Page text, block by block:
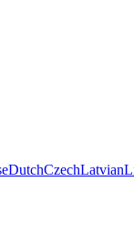
DutchCzechLatvian